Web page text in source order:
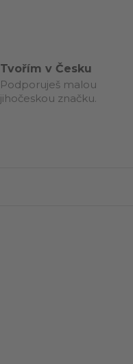
Tvořím v Česku
Podporuješ malou
jihočeskou značku.